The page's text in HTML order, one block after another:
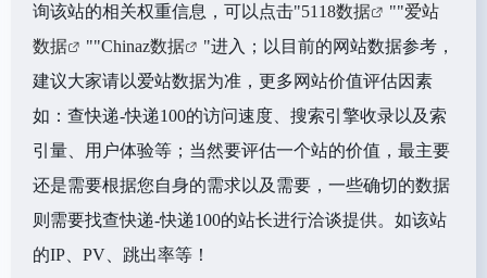
询该站的相关权重信息，可以点击"5118数据 ""爱站
数据
""Chinaz数据
"进入；以目前的网站数据参考，
建议大家请以爱站数据为准，更多网站价值评估因素
如：查快递-快递100的访问速度、搜索引擎收录以及索
引量、用户体验等；当然要评估一个站的价值，最主要
还是需要根据您自身的需求以及需要，一些确切的数据
则需要找查快递-快递100的站长进行洽谈提供。如该站
的IP、PV、跳出率等！